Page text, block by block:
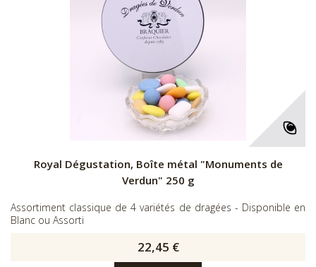
Royal Dégustation, Boîte métal "Monuments de
Verdun" 250 g
Assortiment classique de 4 variétés de dragées - Disponible en
Blanc ou Assorti
22,45 €